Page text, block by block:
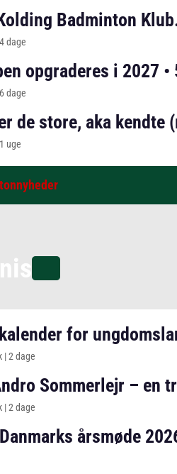
Badminton
4 dage
opgraderes i 2027
6 dage
de store, aka
1 uge
for
|2 dage
Sommerlejr – en
|2 dage
årsmøde